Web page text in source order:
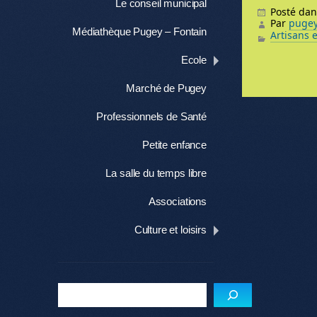
Le conseil municipal
Médiathèque Pugey – Fontain
Ecole
Marché de Pugey
Professionnels de Santé
Petite enfance
La salle du temps libre
Associations
Culture et loisirs
Posté
Par
Artisans